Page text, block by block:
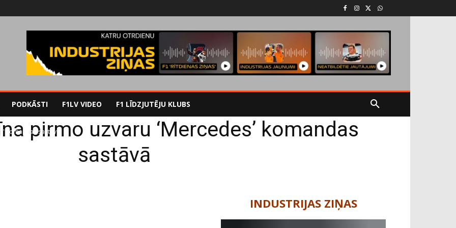
PODKĀSTI F1LV VIDEO F1 LĪDZJUTĒJU KLUBS
komandas sastāvā
pirmo uzvaru ‘Mercedes’ komandas
sastāvā
INDUSTRIJAS ZIŅAS